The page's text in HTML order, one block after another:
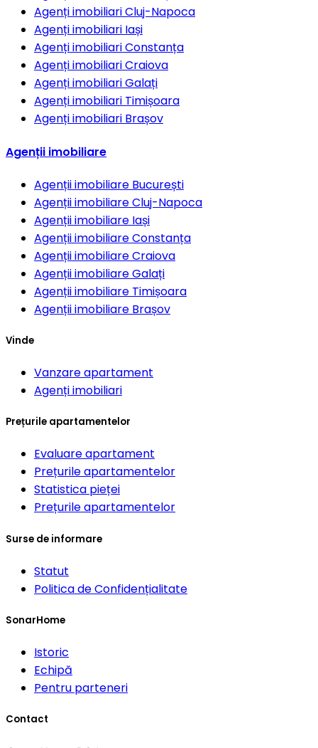
Agenți imobiliariCluj-Napoca
Agenți imobiliari Iași
Agenți imobiliariConstanța
Agenți imobiliariCraiova
Agenți imobiliariGalați
Agenți imobiliari Timișoara
Agenți imobiliari Brașov
Agenții imobiliare
Agenții imobiliare București
Agenții imobiliareCluj-Napoca
Agenții imobiliare Iași
Agenții imobiliareConstanța
Agenții imobiliareCraiova
Agenții imobiliareGalați
Agenții imobiliare Timișoara
Agenții imobiliare Brașov
Vinde
Vanzare apartament
Agenți imobiliari
Prețurile apartamentelor
Evaluare apartament
Prețurile apartamentelor
Statistica pieței
Prețurile apartamentelor
Surse de informare
Statut
Politica de Confidențialitate
SonarHome
Istoric
Echipă
Pentru parteneri
Contact